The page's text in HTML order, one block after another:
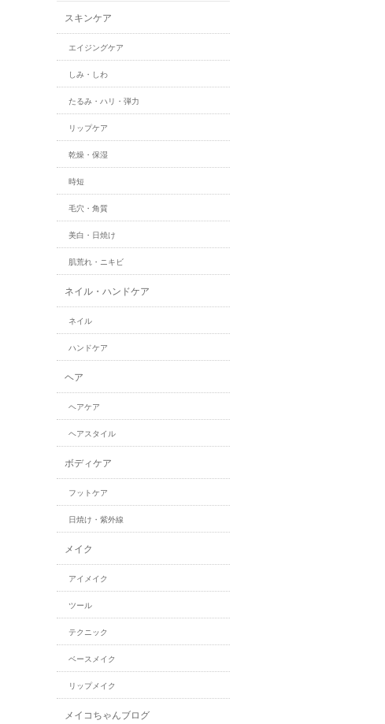
スキンケア
エイジングケア
しみ・しわ
たるみ・ハリ・弾力
リップケア
乾燥・保湿
時短
毛穴・角質
美白・日焼け
肌荒れ・ニキビ
ネイル・ハンドケア
ネイル
ハンドケア
ヘア
ヘアケア
ヘアスタイル
ボディケア
フットケア
日焼け・紫外線
メイク
アイメイク
ツール
テクニック
ベースメイク
リップメイク
メイコちゃんブログ